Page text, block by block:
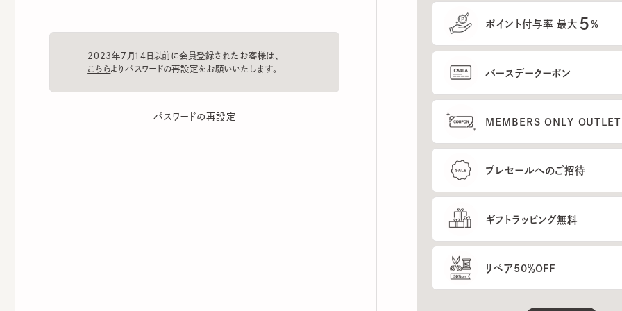
2023年7月14日以前に会員登録されたお客様は、
パスワードの再設定
ポイント付与率 最大 %
バースデークーポン
MEMBERS ONLY OUTLETのご
プレセールへのご招待
ギフトラッピング無料
リペア50％OFF